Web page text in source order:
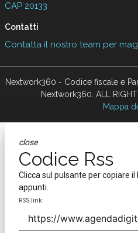
CAP 20133
Contatti
Contatta il nostro team per
Nextwork360 - Codice fiscale e
Nextwork360. ALL
Mappa
close
Codice Rss
Clicca sul pulsante per copiare il
appunti.
RSS link